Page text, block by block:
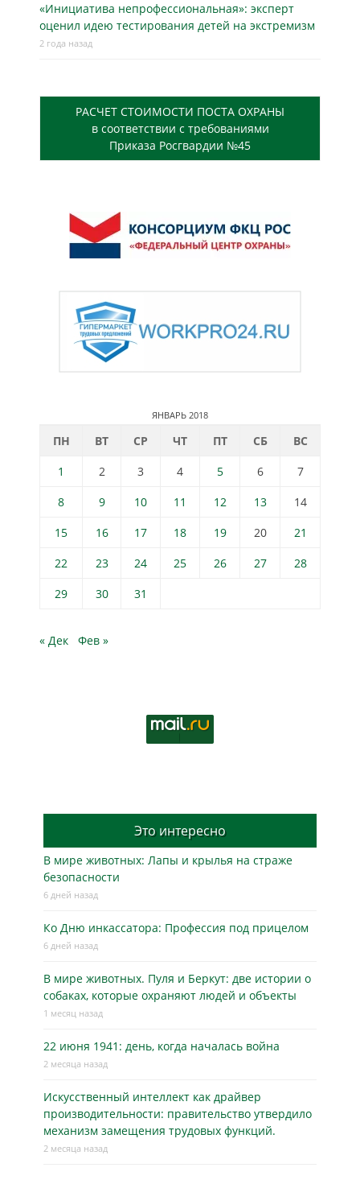
«Инициатива непрофессиональная»: эксперт
оценил идею тестирования детей на экстремизм
2 года назад
РАСЧЕТ СТОИМОСТИ ПОСТА ОХРАНЫ
в соответствии с требованиями
Приказа Росгвардии №45
ЯНВАРЬ 2018
ПН ВТ СР ЧТ ПТ СБ
ВС
1
2 3 4 5 6
7
8
9 10 11 12 13
14
15
16 17 18 19 20
21
22
23 24 25 26 27
28
29
30 31
« Дек Фев »
Это интересно
В мире животных: Лапы и крылья на страже
безопасности
6 дней назад
Ко Дню инкассатора: Профессия под прицелом
6 дней назад
В мире животных. Пуля и Беркут: две истории о
собаках, которые охраняют людей и объекты
1 месяц назад
22 июня 1941: день, когда началась война
2 месяца назад
Искусственный интеллект как драйвер
производительности: правительство утвердило
механизм замещения трудовых функций.
2 месяца назад